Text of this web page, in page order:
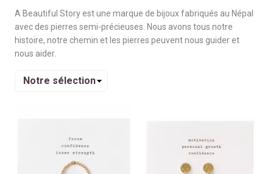
A Beautiful Story est une marque de bijoux fabriqués au Népal
avec des pierres semi-précieuses. Nous avons tous notre
histoire, notre chemin et les pierres peuvent nous guider et
nous aider.
Trier